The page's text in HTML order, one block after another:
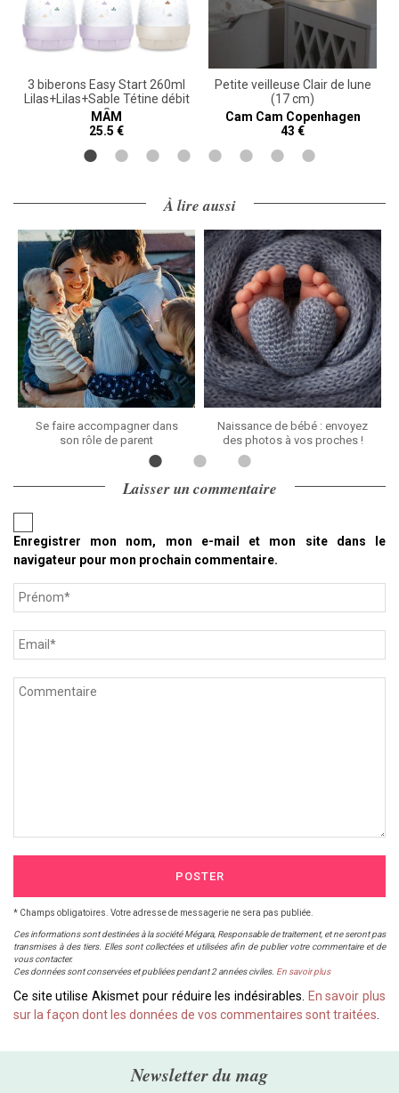
3 biberons Easy Start 260ml
Lilas+Lilas+Sable Tétine débit
2
MAM
25.5 €
Petite veilleuse Clair de lune
(17 cm)
Cam Cam Copenhagen
43 €
À lire aussi
Se faire accompagner dans
son rôle de parent
Naissance de bébé : envoyez
des photos à vos proches !
Laisser un commentaire
Enregistrer mon nom, mon e-mail et mon site dans le
navigateur pour mon prochain commentaire.
POSTER
* Champs obligatoires. Votre adresse de messagerie ne sera pas publiée.
Ces informations sont destinées à la société Mégara, Responsable de traitement, et ne seront pas
transmises à des tiers. Elles sont collectées et utilisées afin de publier votre commentaire et de
vous contacter.
Ces données sont conservées et publiées pendant 2 années civiles. En savoir plus
Ce site utilise Akismet pour réduire les indésirables. En savoir plus
sur la façon dont les données de vos commentaires sont traitées.
Newsletter du mag